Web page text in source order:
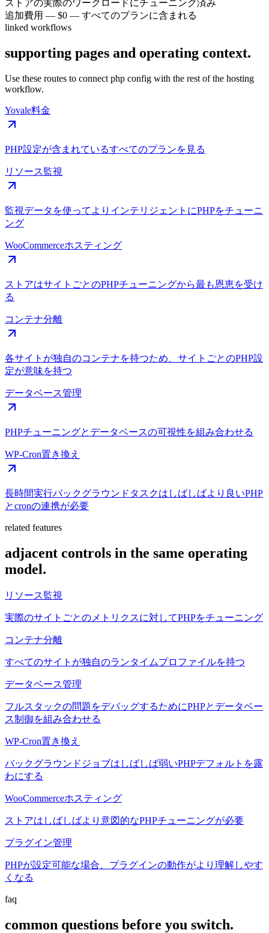
ストアの実際のワークロードにチューニング済み
追加費用 — $0 — すべてのプランに含まれる
linked workflows
supporting pages and operating context.
Use these routes to connect php config with the rest of the hosting
workflow.
Yovale料金
PHP設定が含まれているすべてのプランを見る
リソース監視
監視データを使ってよりインテリジェントにPHPをチューニ
ング
WooCommerceホスティング
ストアはサイトごとのPHPチューニングから最も恩恵を受け
る
コンテナ分離
各サイトが独自のコンテナを持つため、サイトごとのPHP設
定が意味を持つ
データベース管理
PHPチューニングとデータベースの可視性を組み合わせる
WP-Cron置き換え
長時間実行バックグラウンドタスクはしばしばより良いPHP
とcronの連携が必要
related features
adjacent controls in the same operating
model.
リソース監視
実際のサイトごとのメトリクスに対してPHPをチューニング
コンテナ分離
すべてのサイトが独自のランタイムプロファイルを持つ
データベース管理
フルスタックの問題をデバッグするためにPHPとデータベー
ス制御を組み合わせる
WP-Cron置き換え
バックグラウンドジョブはしばしば弱いPHPデフォルトを露
わにする
WooCommerceホスティング
ストアはしばしばより意図的なPHPチューニングが必要
プラグイン管理
PHPが設定可能な場合、プラグインの動作がより理解しやす
くなる
faq
common questions before you switch.